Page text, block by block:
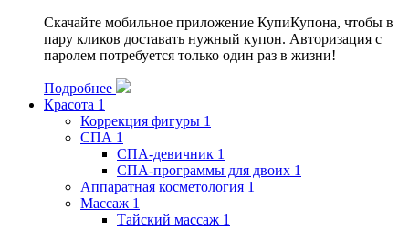
Скачайте мобильное приложение КупиКупона, чтобы в
пару кликов доставать нужный купон. Авторизация с
паролем потребуется только один раз в жизни!
Подробнее
Красота 1
Коррекция фигуры 1
СПА 1
СПА-девичник 1
СПА-программы для двоих 1
Аппаратная косметология 1
Массаж 1
Тайский массаж 1